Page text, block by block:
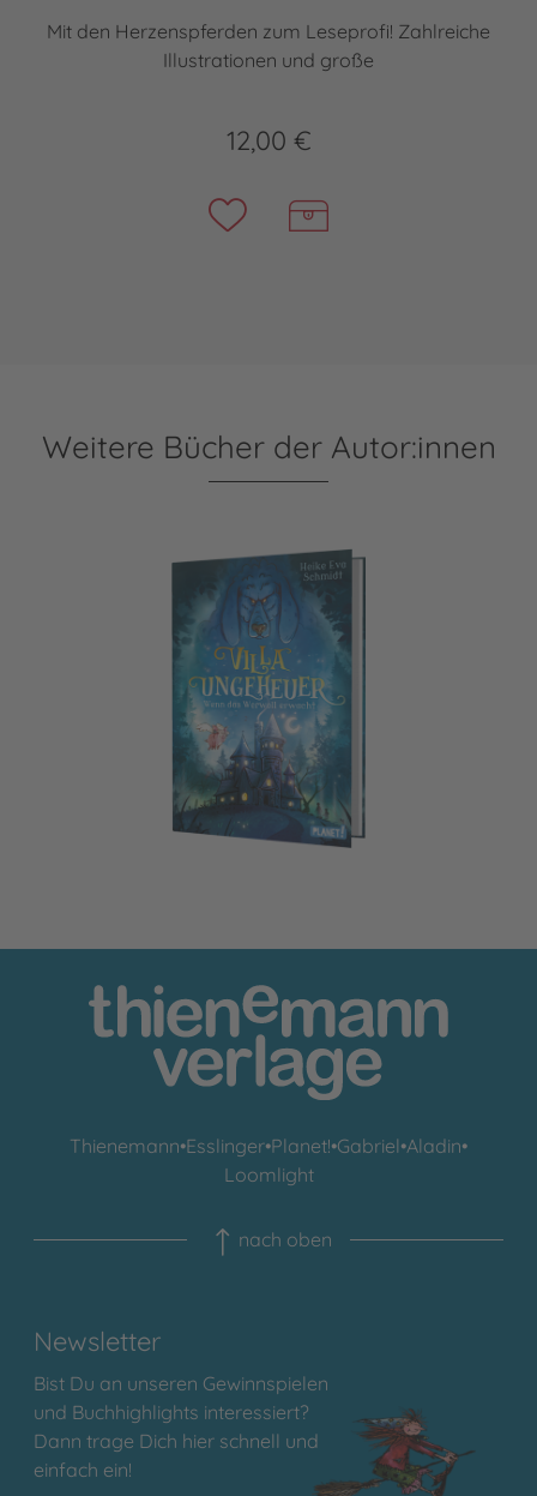
Mit den Herzenspferden zum Leseprofi! Zahlreiche
Illustrationen und große
12,00 €
Weitere Bücher der Autor:innen
Thienemann•Esslinger•Planet!•Gabriel•Aladin•
Loomlight
nach oben
Newsletter
Bist Du an unseren Gewinnspielen
und Buchhighlights interessiert?
Dann trage Dich hier schnell und
einfach ein!